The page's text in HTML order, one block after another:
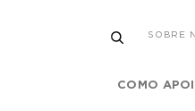
SOBRE
COMO